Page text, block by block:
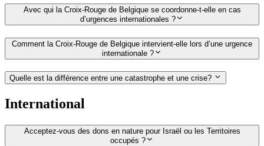
Avec qui la Croix-Rouge de Belgique se coordonne-t-elle en cas
d’urgences internationales ?
Comment la Croix-Rouge de Belgique intervient-elle lors d’une urgence
internationale ?
Quelle est la différence entre une catastrophe et une crise?
International
Acceptez-vous des dons en nature pour Israël ou les Territoires
occupés ?